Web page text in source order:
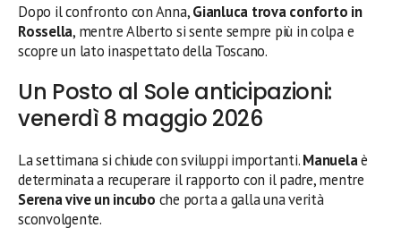
Dopo il confronto con Anna,Gianluca trova conforto in
Rossella, mentre Alberto si sente sempre più in colpa e
scopre un lato inaspettato della Toscano.
Un Posto al Sole anticipazioni:
venerdì 8 maggio 2026
La settimana si chiude con sviluppi importanti.Manuelaè
determinata a recuperare il rapporto con il padre, mentre
Serena vive un incubo che porta a galla una verità
sconvolgente.